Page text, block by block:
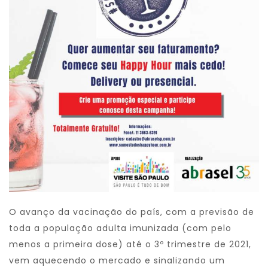
O avanço da vacinação do país, com a previsão de
toda a população adulta imunizada (com pelo
menos a primeira dose) até o 3º trimestre de 2021,
vem aquecendo o mercado e sinalizando um